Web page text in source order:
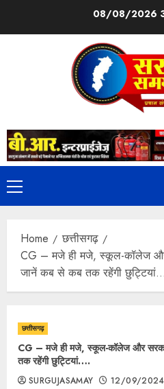
08/08/2026
Home
छत्तीसगढ़
CG – मजे ही मजे, स्कूल-कॉलेज
जानें कब से कब तक रहेंगी
छत्तीसगढ़
CG – मजे ही मजे, स्कूल-कॉलेज और
तक रहेंगी छुट्टियां….
SURGUJASAMAY 12/09/2024